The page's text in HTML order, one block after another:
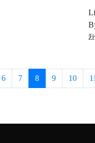
6 7 8 9 10 11